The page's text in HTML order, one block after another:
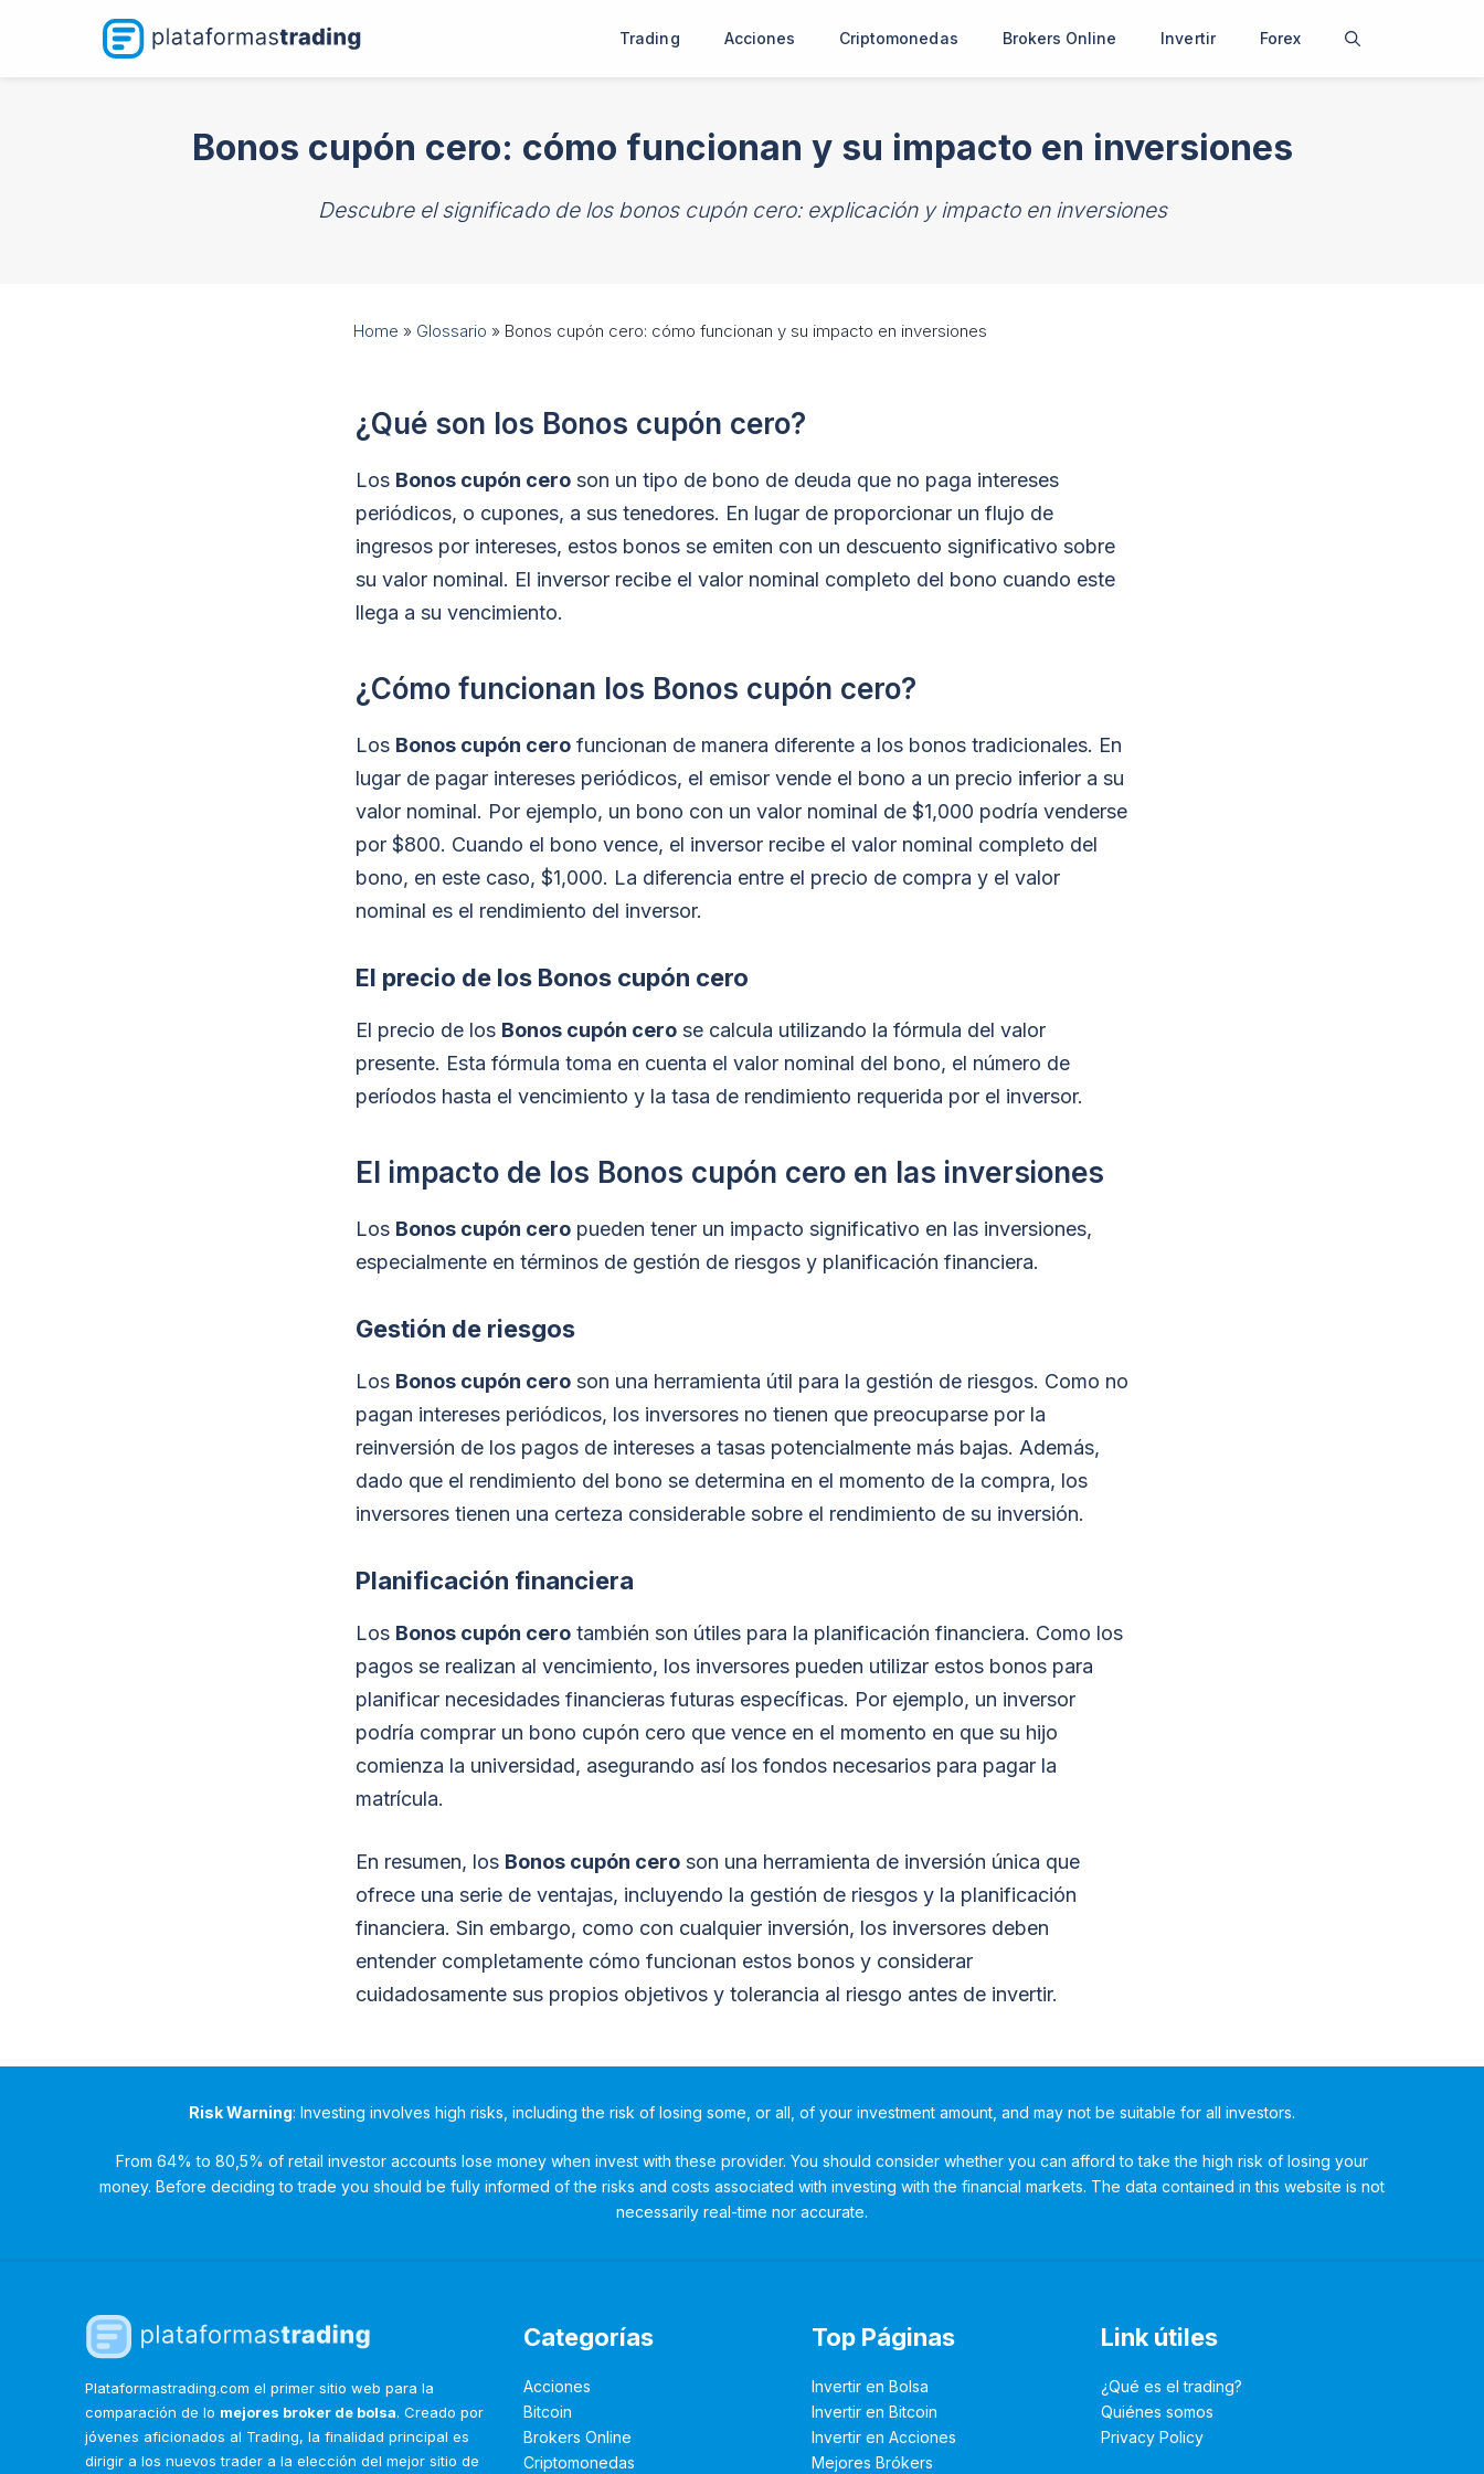
Trading Acciones Criptomonedas Brokers Online Invertir Forex
Bonos cupón cero: cómo funcionan y su impacto en inversiones
Descubre el significado de los bonos cupón cero: explicación y impacto en inversiones
Home » Glossario » Bonos cupón cero: cómo funcionan y su impacto en inversiones
¿Qué son los Bonos cupón cero?
Los Bonos cupón cero son un tipo de bono de deuda que no paga intereses
periódicos, o cupones, a sus tenedores. En lugar de proporcionar un flujo de
ingresos por intereses, estos bonos se emiten con un descuento significativo sobre
su valor nominal. El inversor recibe el valor nominal completo del bono cuando este
llega a su vencimiento.
¿Cómo funcionan los Bonos cupón cero?
Los Bonos cupón cero funcionan de manera diferente a los bonos tradicionales. En
lugar de pagar intereses periódicos, el emisor vende el bono a un precio inferior a su
valor nominal. Por ejemplo, un bono con un valor nominal de $1,000 podría venderse
por $800. Cuando el bono vence, el inversor recibe el valor nominal completo del
bono, en este caso, $1,000. La diferencia entre el precio de compra y el valor
nominal es el rendimiento del inversor.
El precio de los Bonos cupón cero
El precio de los Bonos cupón cero se calcula utilizando la fórmula del valor
presente. Esta fórmula toma en cuenta el valor nominal del bono, el número de
períodos hasta el vencimiento y la tasa de rendimiento requerida por el inversor.
El impacto de los Bonos cupón cero en las inversiones
Los Bonos cupón cero pueden tener un impacto significativo en las inversiones,
especialmente en términos de gestión de riesgos y planificación financiera.
Gestión de riesgos
Los Bonos cupón cero son una herramienta útil para la gestión de riesgos. Como no
pagan intereses periódicos, los inversores no tienen que preocuparse por la
reinversión de los pagos de intereses a tasas potencialmente más bajas. Además,
dado que el rendimiento del bono se determina en el momento de la compra, los
inversores tienen una certeza considerable sobre el rendimiento de su inversión.
Planificación financiera
Los Bonos cupón cero también son útiles para la planificación financiera. Como los
pagos se realizan al vencimiento, los inversores pueden utilizar estos bonos para
planificar necesidades financieras futuras específicas. Por ejemplo, un inversor
podría comprar un bono cupón cero que vence en el momento en que su hijo
comienza la universidad, asegurando así los fondos necesarios para pagar la
matrícula.
En resumen, los Bonos cupón cero son una herramienta de inversión única que
ofrece una serie de ventajas, incluyendo la gestión de riesgos y la planificación
financiera. Sin embargo, como con cualquier inversión, los inversores deben
entender completamente cómo funcionan estos bonos y considerar
cuidadosamente sus propios objetivos y tolerancia al riesgo antes de invertir.
Risk Warning: Investing involves high risks, including the risk of losing some, or all, of your investment amount, and may not be suitable for all investors.
From 64% to 80,5% of retail investor accounts lose money when invest with these provider. You should consider whether you can afford to take the high risk of losing your
money. Before deciding to trade you should be fully informed of the risks and costs associated with investing with the financial markets. The data contained in this website is not
necessarily real-time nor accurate.
Plataformastrading.com el primer sitio web para la
comparación de lo mejores broker de bolsa. Creado por
jóvenes aficionados al Trading, la finalidad principal es
dirigir a los nuevos trader a la elección del mejor sitio de
Categorías
Acciones
Bitcoin
Brokers Online
Criptomonedas
Top Páginas
Invertir en Bolsa
Invertir en Bitcoin
Invertir en Acciones
Mejores Brókers
Link útiles
¿Qué es el trading?
Quiénes somos
Privacy Policy